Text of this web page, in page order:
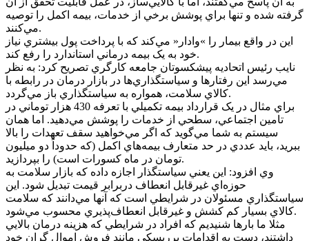
گرفته شده و تنها براي پوشش برخي از خدمات، بيمه اکمل را توصيه
مي‌کنند.
اين در واقع بيمار را »وادار« مي‌کند که با پرداخت پول بيشتري نياز
خود به يک بيمه درماني استاندارد را رفع کند.
نايب رئيس اتحاديه پيشکسوتان جامعه کارگري تصريح کرد: به نظر
مي‌رسد اين رفتار‌ها و سياستگذاري‌ها در بازار درمان در رابطه با
کالاي سلامت، همواره به سياستگذاري باز مي‌گردد.
براي مثال در يک قرارداد بيمه تکميلي با تعرفه 430 هزار توماني در
تامين اجتماعي، سطحي از خدمات را پوشش مي‌دهيد. اما همان
سيستم به شما مي‌گويد که اگر مي‌خواهيد سقف تعهدات را بالا
ببريد، بايد عددي در حد متعارف بيمه‌هاي اکمل (که حدوداً دو ميليون
تومان در ماه کسورات است) را بپردازيد.
وي افزود: اين يعني سياستگذار اجازه داده که بازار سلامت به
حوزه‌اي غيرقابل انعطاف دربرابر قيمت تبديل شود. اين
سياستگذاري مسئولان در شرايطي است که آنها مي‌دانند که سلامت
کالاي بسيار کم کشش و غيرقابل انعطاف‌پذيري محسوب مي‌شود.
مثلا ما بار‌ها شنيديم که افراد در شرايطي که هزينه درمان بالايي
داشتند، دست به اقدامات پرريسکي مانند فروش اموال گران خود